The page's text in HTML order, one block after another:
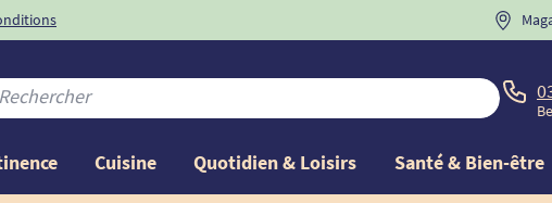
Cuisine Quotidien & Loisirs Santé & Bien-être